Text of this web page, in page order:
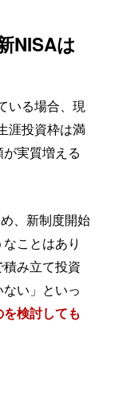
NISAは
いる場合、現
涯投資枠は満
実質増える
、新制度開始
ことはあり
み立て投資
い」といっ
検討しても